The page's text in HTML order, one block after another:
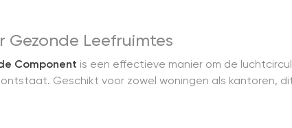
Gezonde Leefruimtes
Component is een effectieve manier om de
Geschikt voor zowel woningen als kantoren,